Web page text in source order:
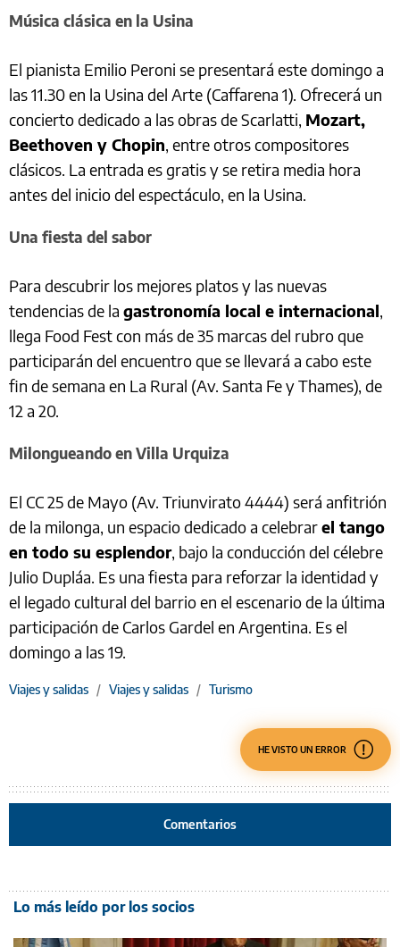
Música clásica en la Usina
El pianista Emilio Peroni se presentará este domingo a
las 11.30 en la Usina del Arte (Caffarena 1). Ofrecerá un
concierto dedicado a las obras de Scarlatti, Mozart,
Beethoven y Chopin, entre otros compositores
clásicos. La entrada es gratis y se retira media hora
antes del inicio del espectáculo, en la Usina.
Una fiesta del sabor
Para descubrir los mejores platos y las nuevas
tendencias de la gastronomía local e internacional,
llega Food Fest con más de 35 marcas del rubro que
participarán del encuentro que se llevará a cabo este
fin de semana en La Rural (Av. Santa Fe y Thames), de
12 a 20.
Milongueando en Villa Urquiza
El CC 25 de Mayo (Av. Triunvirato 4444) será anfitrión
de la milonga, un espacio dedicado a celebrarel tango
en todo su esplendor, bajo la conducción del célebre
Julio Dupláa. Es una fiesta para reforzar la identidad y
el legado cultural del barrio en el escenario de la última
participación de Carlos Gardel en Argentina. Es el
domingo a las 19.
Viajes y salidas / Viajes y salidas / Turismo
HE VISTO UN ERROR
Comentarios
Lo más leído por los socios